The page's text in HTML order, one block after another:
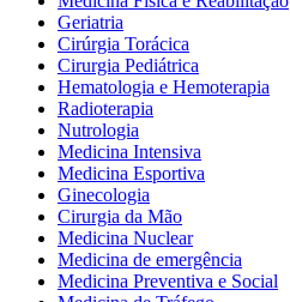
Geriatria
Cirúrgia Torácica
Cirurgia Pediátrica
Hematologia e Hemoterapia
Radioterapia
Nutrologia
Medicina Intensiva
Medicina Esportiva
Ginecologia
Cirurgia da Mão
Medicina Nuclear
Medicina de emergência
Medicina Preventiva e Social